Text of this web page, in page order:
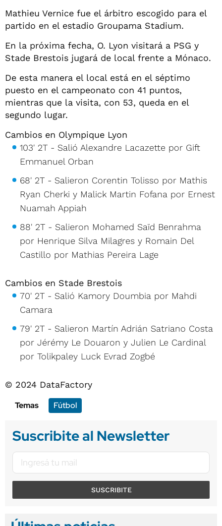
Mathieu Vernice fue el árbitro escogido para el
partido en el estadio Groupama Stadium.
En la próxima fecha, O. Lyon visitará a PSG y
Stade Brestois jugará de local frente a Mónaco.
De esta manera el local está en el séptimo
puesto en el campeonato con 41 puntos,
mientras que la visita, con 53, queda en el
segundo lugar.
Cambios en Olympique Lyon
103' 2T - Salió Alexandre Lacazette por Gift
Emmanuel Orban
68' 2T - Salieron Corentin Tolisso por Mathis
Ryan Cherki y Malick Martin Fofana por Ernest
Nuamah Appiah
88' 2T - Salieron Mohamed Saïd Benrahma
por Henrique Silva Milagres y Romain Del
Castillo por Mathias Pereira Lage
Cambios en Stade Brestois
70' 2T - Salió Kamory Doumbia por Mahdi
Camara
79' 2T - Salieron Martín Adrián Satriano Costa
por Jérémy Le Douaron y Julien Le Cardinal
por Tolikpaley Luck Evrad Zogbé
© 2024 DataFactory
Temas
Fútbol
Suscribite al Newsletter
SUSCRIBITE